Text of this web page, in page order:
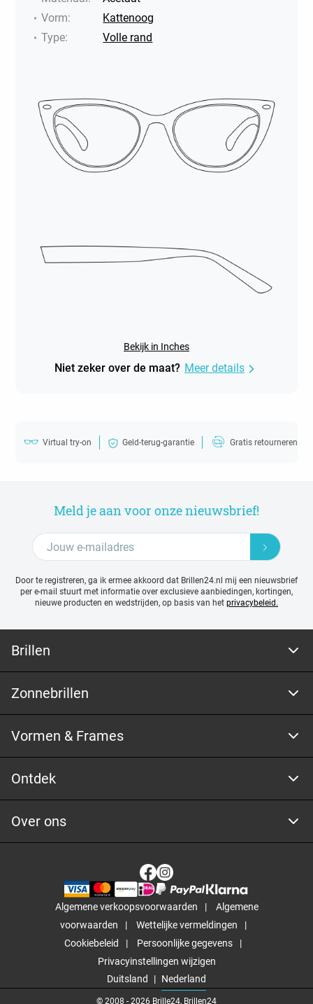
Vorm:
Kattenoog
Type: Volle rand
Bekijk in Inches
Niet zeker over de maat? Meer details
Virtual try-on Geld-terug-garantie Gratis retourneren
Meld je aan voor onze nieuwsbrief!
Door te registreren, ga ik ermee akkoord dat Brillen24.nl mij een nieuwsbrief
per e-mail stuurt met informatie over exclusieve aanbiedingen, kortingen,
nieuwe producten en wedstrijden, op basis van het privacybeleid.
Brillen
Zonnebrillen
Vormen & Frames
Ontdek
Over ons
Algemene verkoopsvoorwaarden
Algemene
voorwaarden
Wettelijke vermeldingen
Cookiebeleid
Persoonlijke gegevens
Privacyinstellingen wijzigen
Duitsland
Nederland
© 2008 - 2026 Brille24, Brillen24